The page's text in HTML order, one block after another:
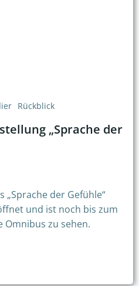
Rückblick
„Sprache der
„Sprache der Gefühle“
und ist noch bis zum
Omnibus zu sehen.